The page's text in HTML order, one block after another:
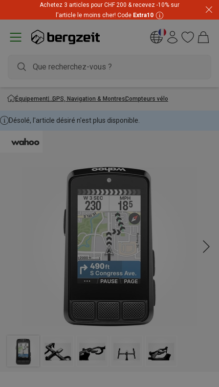
Achetez 3 articles pour CHF 200 & recevez -10% sur
l'article le moins cher! Code Extra10
Équipement GPS, Navigation & MontresCompteurs vélo
Désolé, l'article désiré n'est plus disponible.